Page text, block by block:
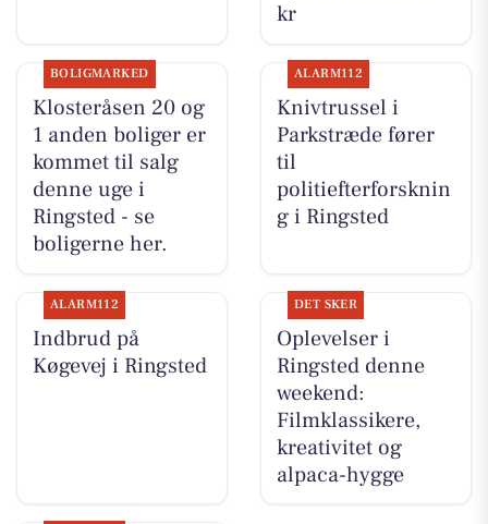
kr
BOLIGMARKED
Klosteråsen 20 og
1 anden boliger er
kommet til salg
denne uge i
Ringsted - se
boligerne her.
ALARM112
Knivtrussel i
Parkstræde fører
til
politiefterforsknin
g i Ringsted
ALARM112
Indbrud på
Køgevej i Ringsted
DET SKER
Oplevelser i
Ringsted denne
weekend:
Filmklassikere,
kreativitet og
alpaca-hygge